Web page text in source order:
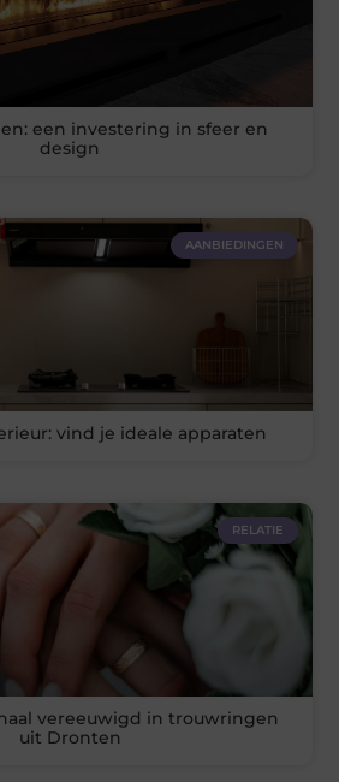
een investering in sfeer en
design
AANBIEDINGEN
vind je ideale apparaten
RELATIE
vereeuwigd in trouwringen
uit Dronten